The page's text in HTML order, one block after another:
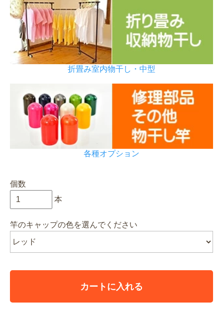
折畳み室内物干し・中型
各種オプション
個数
本
竿のキャップの色を選んでください
カートに入れる